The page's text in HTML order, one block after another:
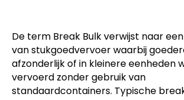
De term Break Bulk verwijst naar
van stukgoedvervoer waarbij
afzonderlijk of in kleinere eenheden
vervoerd zonder gebruik van
standaardcontainers. Typische